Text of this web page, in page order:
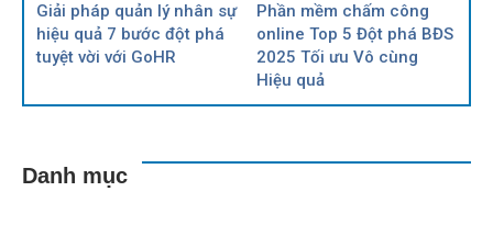
Giải pháp quản lý nhân sự
hiệu quả 7 bước đột phá
tuyệt vời với GoHR
Phần mềm chấm công
online Top 5 Đột phá BĐS
2025 Tối ưu Vô cùng
Hiệu quả
Danh mục